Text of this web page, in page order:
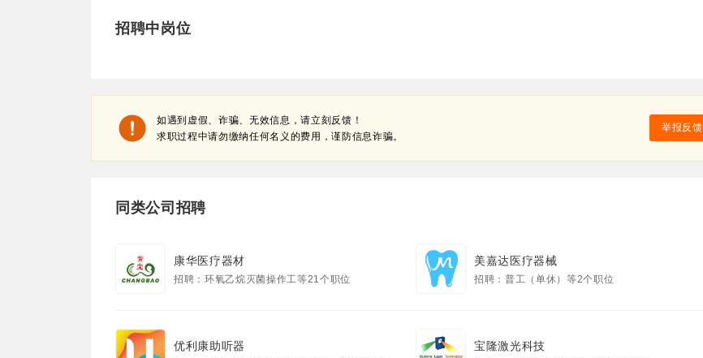
招聘中岗位
举报反馈
如遇到虚假、诈骗、无效信息，请立刻反馈！
求职过程中请勿缴纳任何名义的费用，谨防信息诈骗。
同类公司招聘
康华医疗器材
招聘：环氧乙烷灭菌操作工等21个职位
美嘉达医疗器械
招聘：普工（单休）等2个职位
优利康助听器 宝隆激光科技